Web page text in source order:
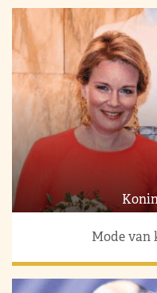
Mode